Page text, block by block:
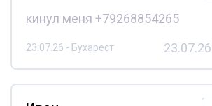
кинул меня +79268854265
23.07.26 - Бухарест 23.07.26